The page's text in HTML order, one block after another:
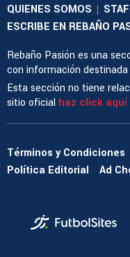
QUIENES SOMOS |
ESCRIBE EN REBAÑO
Rebaño Pasión es una
con información destinada
Esta sección no tiene
sitio oficial haz click aquí
Términos y Condiciones
Política Editorial
Ad